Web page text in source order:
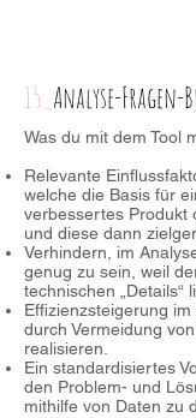
15_ Analyse-Fragen-
Was du mit dem Tool
Relevante
welche die Basis für
verbessertes Produkt
und diese dann
Verhindern, im
genug zu sein, weil
technischen „Details“
Effizienzsteigerung
durch Vermeidung
realisieren.
Ein standardisiertes
den Problem- und
mithilfe von Daten zu